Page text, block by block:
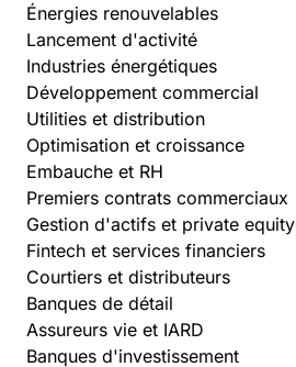
Énergies renouvelables
Lancement d'activité
Industries énergétiques
Développement commercial
Utilities et distribution
Optimisation et croissance
Embauche et RH
Premiers contrats commerciaux
Gestion d'actifs et private equity
Fintech et services financiers
Courtiers et distributeurs
Banques de détail
Assureurs vie et IARD
Banques d'investissement